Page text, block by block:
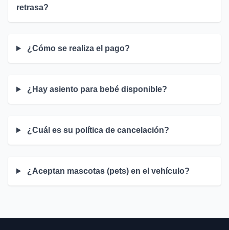
retrasa?
¿Cómo se realiza el pago?
¿Hay asiento para bebé disponible?
¿Cuál es su política de cancelación?
¿Aceptan mascotas (pets) en el vehículo?